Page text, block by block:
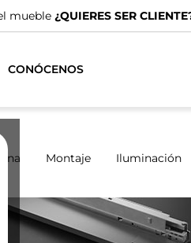
ENCUENTRA EL MÁS
CONÓCENOS
Montaje Iluminación